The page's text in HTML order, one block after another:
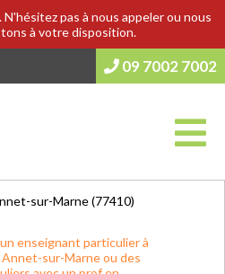
pas à nous appeler ou nous
à votre disposition.
09 7002 7002
sur-Marne (77410)
enseignant particulier à
sur-Marne ou des